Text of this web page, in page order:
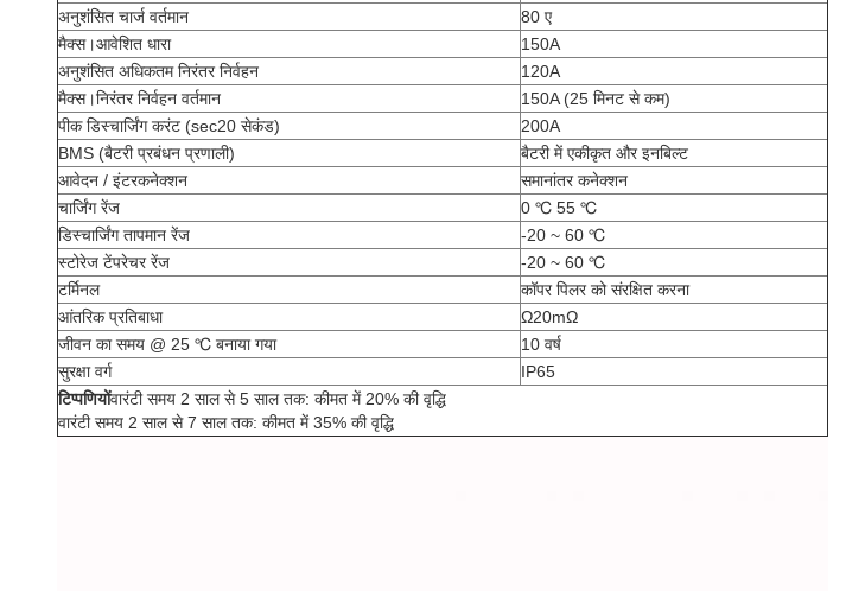
अनुशंसित चार्ज वर्तमान
80 ए
मैक्स।आवेशित धारा
150A
अनुशंसित अधिकतम निरंतर निर्वहन
120A
मैक्स।निरंतर निर्वहन वर्तमान
150A (25 मिनट से कम)
पीक डिस्चार्जिंग करंट (sec20 सेकंड)
200A
BMS (बैटरी प्रबंधन प्रणाली)
बैटरी में एकीकृत और इनबिल्ट
आवेदन / इंटरकनेक्शन
समानांतर कनेक्शन
चार्जिंग रेंज
0 ℃ 55 ℃
डिस्चार्जिंग तापमान रेंज
-20 ~ 60 ℃
स्टोरेज टेंपरेचर रेंज
-20 ~ 60 ℃
टर्मिनल
कॉपर पिलर को संरक्षित करना
आंतरिक प्रतिबाधा
Ω20mΩ
जीवन का समय @ 25 ℃ बनाया गया
10 वर्ष
सुरक्षा वर्ग
IP65
टिप्पणियोंवारंटी समय 2 साल से 5 साल तक: कीमत में 20% की वृद्धि
वारंटी समय 2 साल से 7 साल तक: कीमत में 35% की वृद्धि